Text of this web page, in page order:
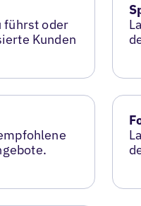
führst oder
Kunden